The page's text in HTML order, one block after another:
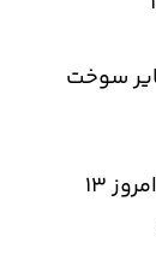
سوخت
قیمت جدید طلا و سکه امروز ۱۳